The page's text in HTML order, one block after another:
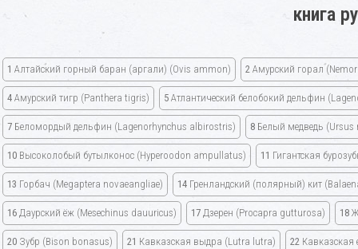
книга
1 Алтайский горный баран (аргали) (Ovis ammon) 2 Амурский горал
4 Амурский тигр (Panthera tigris) 5 Атлантический белобокий дельфин
7 Беломордый дельфин (Lagenorhynchus albirostris) 8 Белый медведь
10 Высоколобый бутылконос (Hyperoodon ampullatus) 11 Гигантская
13 Горбач (Megaptera novaeangliae) 14 Гренландский (полярный) кит
16 Даурский ёж (Mesechinus dauuricus) 17 Дзерен (Procapra gutturosa) 18
20 Зубр (Bison bonasus) 21 Кавказская выдра (Lutra lutra) 22